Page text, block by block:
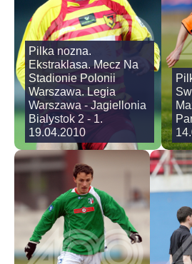
Pilka nozna.
Ekstraklasa. Mecz Na
Stadionie Polonii
Warszawa. Legia
Warszawa - Jagiellonia
Bialystok 2 - 1.
19.04.2010